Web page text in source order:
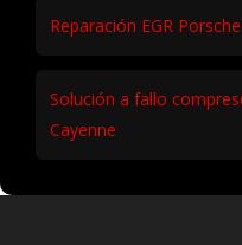
Reparación EGR
Solución a fallo
Cayenne